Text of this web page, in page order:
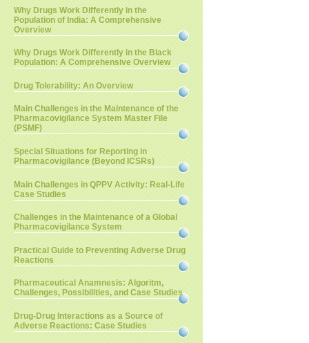
Why Drugs Work Differently in the
Population of India: A Comprehensive
Overview
Why Drugs Work Differently in the Black
Population: A Comprehensive Overview
Drug Tolerability: An Overview
Main Challenges in the Maintenance of the
Pharmacovigilance System Master File
(PSMF)
Special Situations for Reporting in
Pharmacovigilance (Beyond ICSRs)
Main Challenges in QPPV Activity: Real-Life
Case Studies
Challenges in the Maintenance of a Global
Pharmacovigilance System
Practical Guide to Preventing Adverse Drug
Reactions
Pharmaceutical Anamnesis: Algoritm,
Challenges, Possibilities, and Case Studies
Drug-Drug Interactions as a Source of
Adverse Reactions: Case Studies